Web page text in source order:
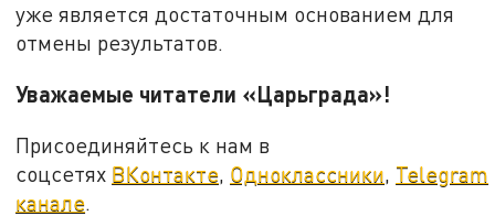
уже является достаточным основанием для
отмены результатов.
Уважаемые читатели «Царьграда»!
Присоединяйтесь к нам в
соцсетях ВКонтакте Одноклассники Telegram
канале